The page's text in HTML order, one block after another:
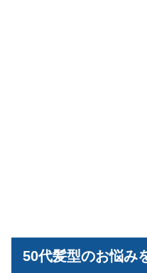
50代髪型のお悩み